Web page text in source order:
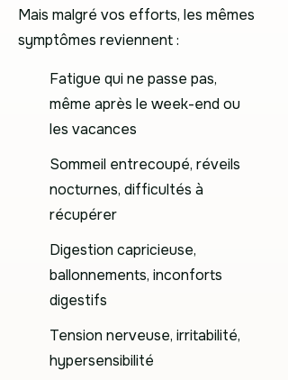
Mais malgré vos efforts, les mêmes
symptômes reviennent :
Fatigue qui ne passe pas,
même après le week-end ou
les vacances
Sommeil entrecoupé, réveils
nocturnes, difficultés à
récupérer
Digestion capricieuse,
ballonnements, inconforts
digestifs
Tension nerveuse, irritabilité,
hypersensibilité